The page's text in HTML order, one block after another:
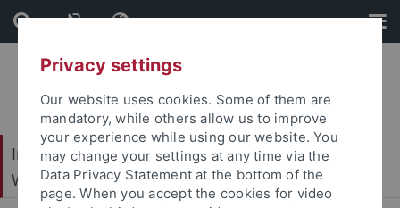
Skip
to
content
Skip
to
footer
Internationales Zentrum für Ethik in den
Wissenschaften (IZEW)
Privacy settings
Our website uses cookies. Some of them are
mandatory, while others allow us to improve
your experience while using our website. You
may change your settings at any time via the
Data Privacy Statement at the bottom of the
page. When you accept the cookies for video